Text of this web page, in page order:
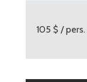
105 $ / pers.